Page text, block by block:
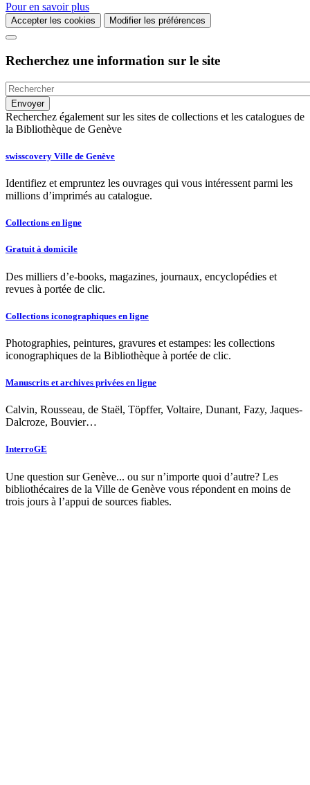
Pour en savoir plus
Accepter les cookies Modifier les préférences
Recherchez une information sur le site
Recherchez également sur les sites de collections et les catalogues de
la Bibliothèque de Genève
swisscovery Ville de Genève
Identifiez et empruntez les ouvrages qui vous intéressent parmi les
millions d’imprimés au catalogue.
Collections en ligne
Gratuit à domicile
Des milliers d’e-books, magazines, journaux, encyclopédies et
revues à portée de clic.
Collections iconographiques en ligne
Photographies, peintures, gravures et estampes: les collections
iconographiques de la Bibliothèque à portée de clic.
Manuscrits et archives privées en ligne
Calvin, Rousseau, de Staël, Töpffer, Voltaire, Dunant, Fazy, Jaques-
Dalcroze, Bouvier…
InterroGE
Une question sur Genève... ou sur n’importe quoi d’autre? Les
bibliothécaires de la Ville de Genève vous répondent en moins de
trois jours à l’appui de sources fiables.